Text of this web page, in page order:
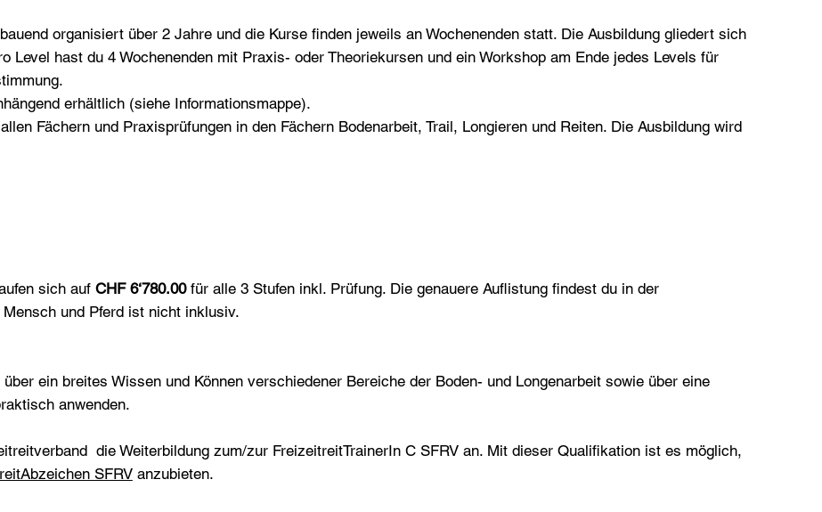
organisiert über 2 Jahre und die Kurse finden jeweils an Wochenenden statt. Die Ausbildung gliedert sich
Level hast du 4 Wochenenden mit Praxis- oder Theoriekursen und ein Workshop am Ende jedes Levels für
erhältlich (siehe Informationsmappe).
Fächern und Praxisprüfungen in den Fächern Bodenarbeit, Trail, Longieren und Reiten. Die Ausbildung wird
sich auf CHF 6‘780.00für alle 3 Stufen inkl. Prüfung. Die genauere Auflistung findest du in der
und Pferd ist nicht inklusiv.
ein breites Wissen und Können verschiedener Bereiche der Boden- und Longenarbeit sowie über eine
anwenden.
die Weiterbildung zum/zur FreizeitreitTrainerIn C SFRV an. Mit dieser Qualifikation ist es möglich,
SFRVanzubieten.